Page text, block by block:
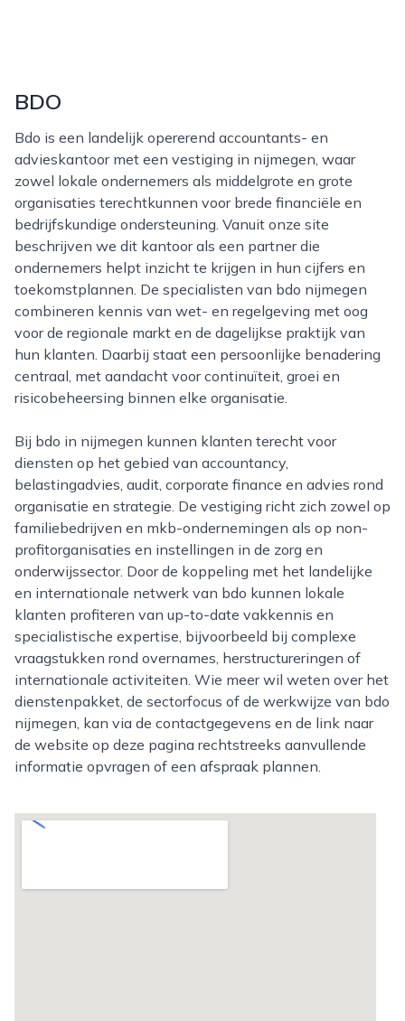
BDO
Bdo is een landelijk opererend accountants- en
advieskantoor met een vestiging in nijmegen, waar
zowel lokale ondernemers als middelgrote en grote
organisaties terechtkunnen voor brede financiële en
bedrijfskundige ondersteuning. Vanuit onze site
beschrijven we dit kantoor als een partner die
ondernemers helpt inzicht te krijgen in hun cijfers en
toekomstplannen. De specialisten van bdo nijmegen
combineren kennis van wet- en regelgeving met oog
voor de regionale markt en de dagelijkse praktijk van
hun klanten. Daarbij staat een persoonlijke benadering
centraal, met aandacht voor continuïteit, groei en
risicobeheersing binnen elke organisatie.
Bij bdo in nijmegen kunnen klanten terecht voor
diensten op het gebied van accountancy,
belastingadvies, audit, corporate finance en advies rond
organisatie en strategie. De vestiging richt zich zowel op
familiebedrijven en mkb-ondernemingen als op non-
profitorganisaties en instellingen in de zorg en
onderwijssector. Door de koppeling met het landelijke
en internationale netwerk van bdo kunnen lokale
klanten profiteren van up-to-date vakkennis en
specialistische expertise, bijvoorbeeld bij complexe
vraagstukken rond overnames, herstructureringen of
internationale activiteiten. Wie meer wil weten over het
dienstenpakket, de sectorfocus of de werkwijze van bdo
nijmegen, kan via de contactgegevens en de link naar
de website op deze pagina rechtstreeks aanvullende
informatie opvragen of een afspraak plannen.